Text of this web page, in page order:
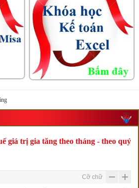
giá trị gia tăng theo tháng - theo quý
Cỡ chữ